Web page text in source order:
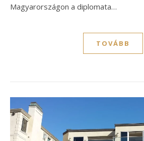
Magyarországon a diplomata…
TOVÁBB